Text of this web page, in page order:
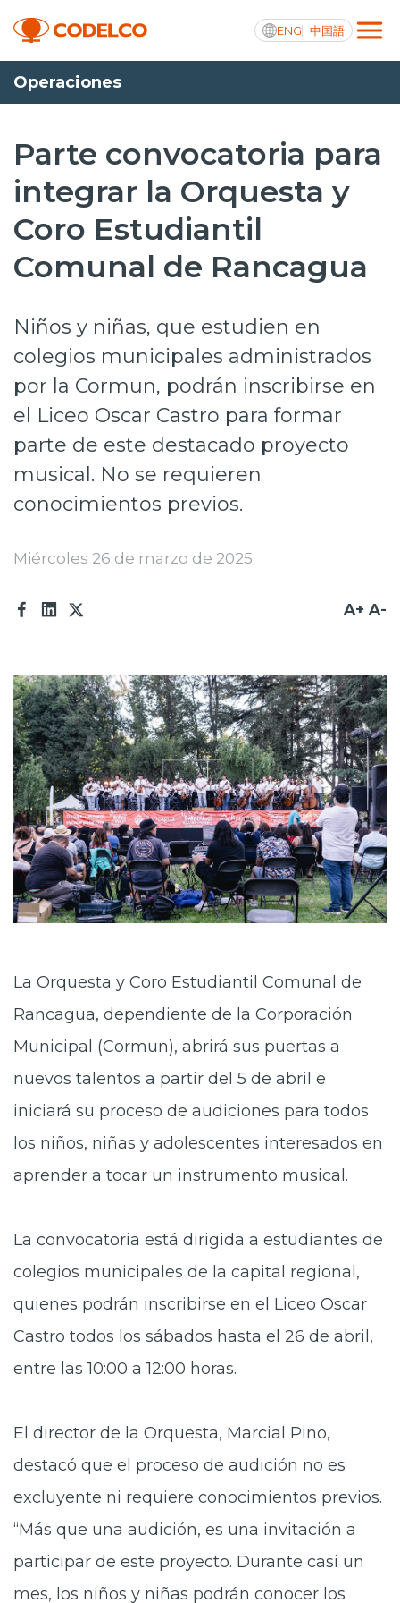
ENG 中国語
Transparencia activa
Nosotros
Operaciones
Proyectos
Innovación
Inversionistas
Prensa
Transparencia activa
Acceso trabajadores/as
Operaciones
Parte convocatoria para
integrar la Orquesta y
Coro Estudiantil
Comunal de Rancagua
Niños y niñas, que estudien en
colegios municipales administrados
por la Cormun, podrán inscribirse en
el Liceo Oscar Castro para formar
parte de este destacado proyecto
musical. No se requieren
conocimientos previos.
Miércoles 26 de marzo de 2025
A+ A-
La Orquesta y Coro Estudiantil Comunal de
Rancagua, dependiente de la Corporación
Municipal (Cormun), abrirá sus puertas a
nuevos talentos a partir del 5 de abril e
iniciará su proceso de audiciones para todos
los niños, niñas y adolescentes interesados en
aprender a tocar un instrumento musical.
La convocatoria está dirigida a estudiantes de
colegios municipales de la capital regional,
quienes podrán inscribirse en el Liceo Oscar
Castro todos los sábados hasta el 26 de abril,
entre las 10:00 a 12:00 horas.
El director de la Orquesta, Marcial Pino,
destacó que el proceso de audición no es
excluyente ni requiere conocimientos previos.
“Más que una audición, es una invitación a
participar de este proyecto. Durante casi un
mes, los niños y niñas podrán conocer los